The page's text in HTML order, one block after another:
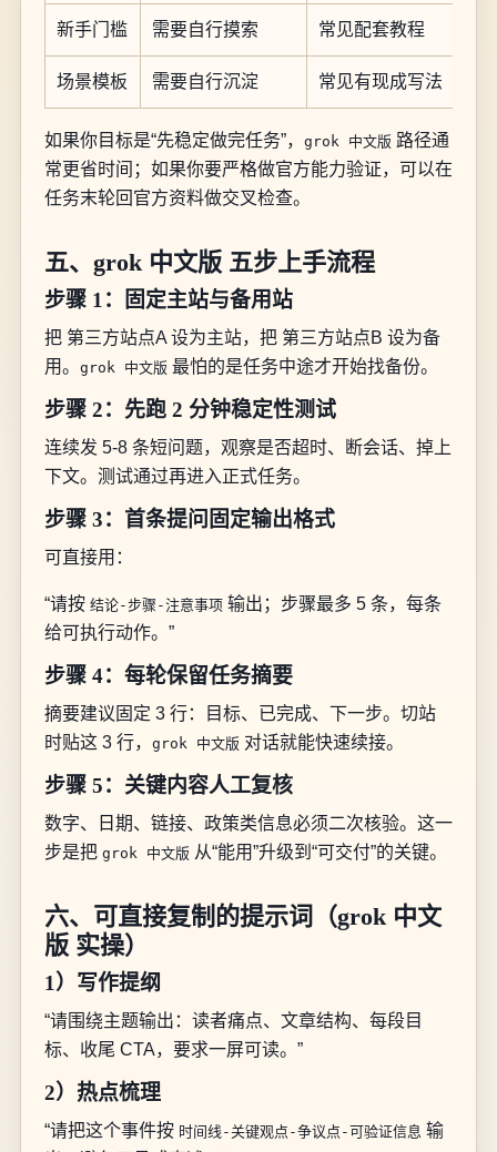
新手门槛 需要自行摸索 常见配套教程
场景模板 需要自行沉淀 常见有现成写法
如果你目标是“先稳定做完任务”， grok 中文版 路径通
常更省时间；如果你要严格做官方能力验证，可以在
任务末轮回官方资料做交叉检查。
五、grok 中文版 五步上手流程
步骤 1：固定主站与备用站
把 第三方站点A 设为主站，把 第三方站点B 设为备
用。 grok 中文版 最怕的是任务中途才开始找备份。
步骤 2：先跑 2 分钟稳定性测试
连续发 5-8 条短问题，观察是否超时、断会话、掉上
下文。测试通过再进入正式任务。
步骤 3：首条提问固定输出格式
可直接用：
“请按 结论-步骤-注意事项输出；步骤最多 5 条，每条
给可执行动作。”
步骤 4：每轮保留任务摘要
摘要建议固定 3 行：目标、已完成、下一步。切站
时贴这 3 行， grok 中文版 对话就能快速续接。
步骤 5：关键内容人工复核
数字、日期、链接、政策类信息必须二次核验。这一
步是把 grok 中文版 从“能用”升级到“可交付”的关键。
六、可直接复制的提示词（grok 中文
版 实操）
1）写作提纲
“请围绕主题输出：读者痛点、文章结构、每段目
标、收尾 CTA，要求一屏可读。”
2）热点梳理
“请把这个事件按 时间线-关键观点-争议点-可验证信息 输